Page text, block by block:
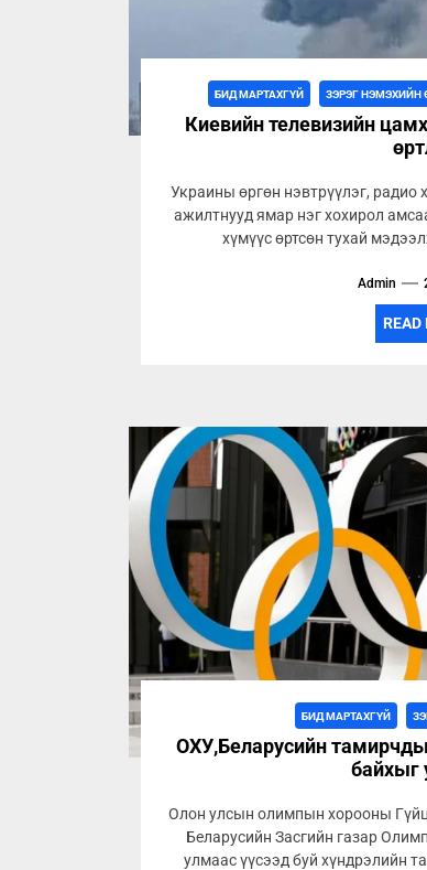
БИД МАРТАХГҮЙ ЗЭРЭГ НЭМЭХИЙН
Киевийн телевизийн
Украины өргөн нэвтрүүлэг, радио
ажилтнууд ямар нэг хохирол
хүмүүс өртсөн тухай
Admin
READ
БИД МАРТАХГҮЙ
ОХУ,Беларусийн
байхыг
Олон улсын олимпын хорооны
Беларусийн Засгийн газар
улмаас үүсээд буй хүндрэлийн